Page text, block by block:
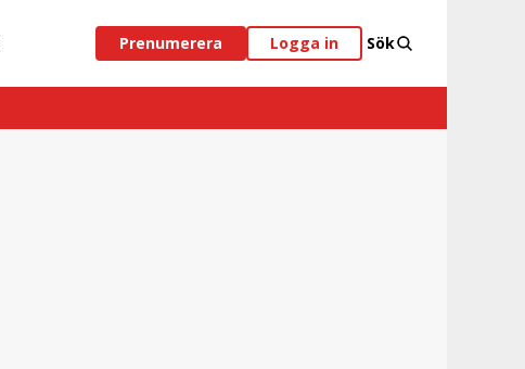
Prenumerera Logga in Sök